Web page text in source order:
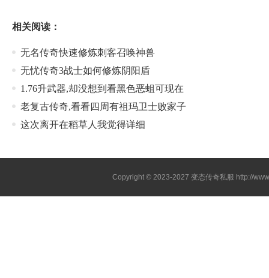
相关阅读：
无名传奇快速修炼刺客召唤神兽
无忧传奇3战士如何修炼阴阳盾
1.76升武器,却没想到看黑色恶蛆可现在
老复古传奇,看看四周有祖玛卫士败家子
这次离开在稻草人我觉得详细
Copyright © 2023-2027变态传奇私服 http://